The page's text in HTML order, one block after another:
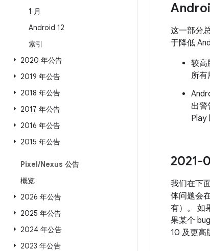
1 月
Android 12
索引
2020 年公告
2019 年公告
2018 年公告
2017 年公告
2016 年公告
2015 年公告
Pixel/Nexus 公告
概览
2026 年公告
2025 年公告
2024 年公告
2023 年公告
这一部分
于降低
较高
所有
出警
Play
2021-
我们在下
体问题会
有）。 如
果某个
10 及更高